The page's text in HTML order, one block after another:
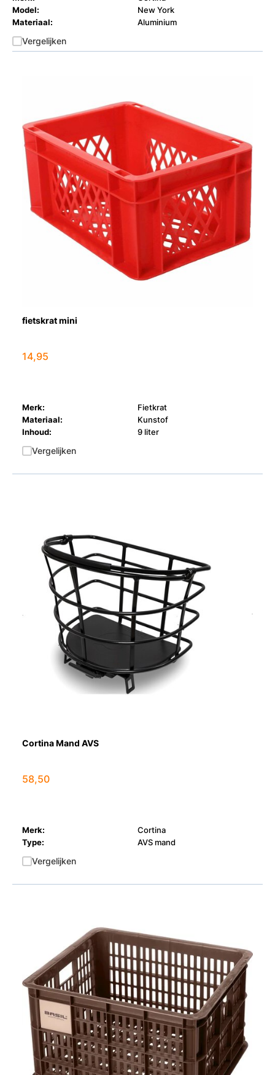
Model:
New York
Materiaal:
Aluminium
Vergelijken
fietskrat mini
14,95
Merk:
Fietkrat
Materiaal:
Kunstof
Inhoud:
9 liter
Vergelijken
Cortina Mand AVS
58,50
Merk:
Cortina
Type:
AVS mand
Vergelijken